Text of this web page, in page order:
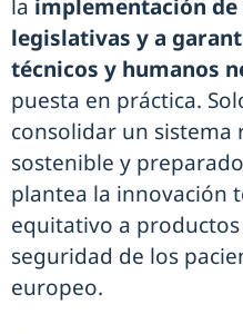
la implementación
legislativas y a
técnicos y humanos
puesta en práctica.
consolidar un
sostenible y
plantea la innovación
equitativo a
seguridad de los
europeo.